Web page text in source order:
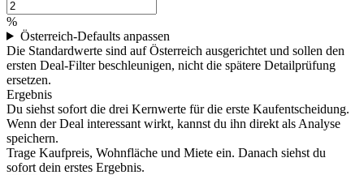
%
Österreich-Defaults anpassen
Die Standardwerte sind auf Österreich ausgerichtet und sollen den
ersten Deal-Filter beschleunigen, nicht die spätere Detailprüfung
ersetzen.
Ergebnis
Du siehst sofort die drei Kernwerte für die erste Kaufentscheidung.
Wenn der Deal interessant wirkt, kannst du ihn direkt als Analyse
speichern.
Trage Kaufpreis, Wohnfläche und Miete ein. Danach siehst du
sofort dein erstes Ergebnis.